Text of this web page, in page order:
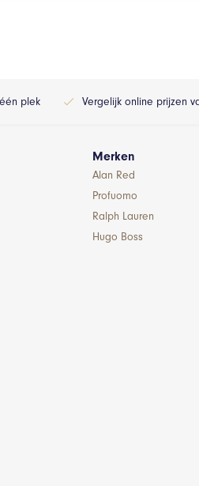
plek Vergelijk online prijzen
Merken
Alan Red
Profuomo
Ralph Lauren
Hugo Boss